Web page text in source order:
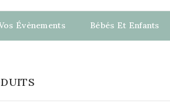
Évènements Bébés Et Enfants